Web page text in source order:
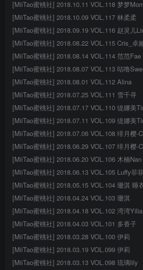
[MiiTao蜜桃社] 2018.10.11 VOL.118 梦梦
[MiiTao蜜桃社] 2018.10.09 VOL.117 林柔柔
[MiiTao蜜桃社] 2018.09.19 VOL.116 赵灵儿
[MiiTao蜜桃社] 2018.08.22 VOL.115 Cris_卓
[MiiTao蜜桃社] 2018.08.14 VOL.114 范范Fae
[MiiTao蜜桃社] 2018.08.07 VOL.113 咕噜
[MiiTao蜜桃社] 2018.08.01 VOL.112 Alina
[MiiTao蜜桃社] 2018.07.25 VOL.111 雪千寻
[MiiTao蜜桃社] 2018.07.17 VOL.110 缇娜美
[MiiTao蜜桃社] 2018.07.11 VOL.109 缇娜美
[MiiTao蜜桃社] 2018.07.06 VOL.108 绯月樱-
[MiiTao蜜桃社] 2018.06.29 VOL.107 绯月樱-
[MiiTao蜜桃社] 2018.06.20 VOL.106 木楠Nan
[MiiTao蜜桃社] 2018.06.13 VOL.105 Luffy菲
[MiiTao蜜桃社] 2018.05.15 VOL.104 珊淇 睡
[MiiTao蜜桃社] 2018.04.24 VOL.103 珊淇
[MiiTao蜜桃社] 2018.04.18 VOL.102 湾湾Yilia
[MiiTao蜜桃社] 2018.04.03 VOL.101 多香子
[MiiTao蜜桃社] 2018.03.28 VOL.100 伊莉
[MiiTao蜜桃社] 2018.03.19 VOL.099 伊莉
[MiiTao蜜桃社] 2018.03.13 VOL.098 琉璃lily